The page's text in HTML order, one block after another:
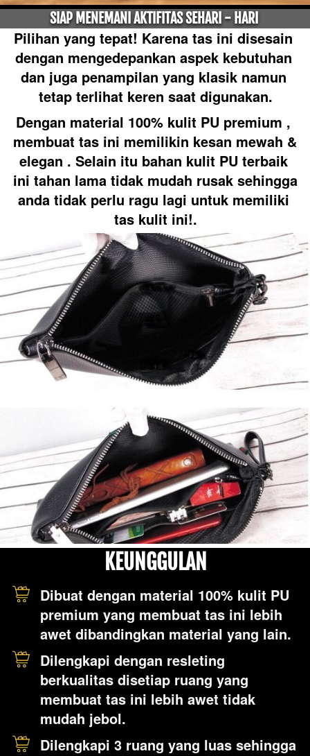
SIAP MENEMANI AKTIFITAS SEHARI - HARI
Pilihan yang tepat! Karena tas ini disesain
dengan mengedepankan aspek kebutuhan
dan juga penampilan yang klasik namun
tetap terlihat keren saat digunakan.
Dengan material 100% kulit PU premium ,
membuat tas ini memilikin kesan mewah &
elegan . Selain itu bahan kulit PU terbaik
ini tahan lama tidak mudah rusak sehingga
anda tidak perlu ragu lagi untuk memiliki
tas kulit ini!.
KEUNGGULAN
Dibuat dengan material 100% kulit PU
premium yang membuat tas ini lebih
awet dibandingkan material yang lain.
Dilengkapi dengan resleting
berkualitas disetiap ruang yang
membuat tas ini lebih awet tidak
mudah jebol.
Dilengkapi 3 ruang yang luas sehingga